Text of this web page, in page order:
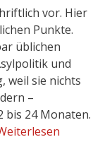
vor. Hier
Punkte.
üblichen
und
weil sie nichts
–
bis 24 Monaten.